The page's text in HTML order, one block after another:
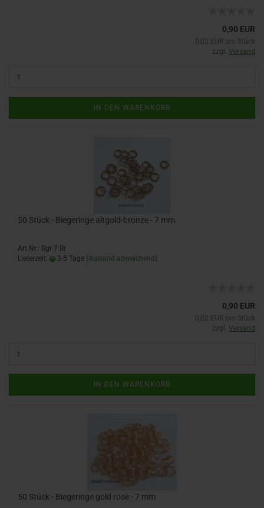
0,90 EUR
0,02 EUR pro Stück
zzgl. Versand
IN DEN WARENKORB
50 Stück - Biegeringe altgold-bronze - 7 mm
Art.Nr.: Bgr 7 Br
Lieferzeit:
3-5 Tage (Ausland abweichend)
0,90 EUR
0,02 EUR pro Stück
zzgl. Versand
IN DEN WARENKORB
50 Stück - Biegeringe gold rosè - 7 mm